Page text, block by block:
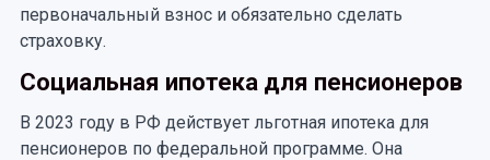
первоначальный взнос и обязательно сделать
страховку.
Социальная ипотека для пенсионеров
В 2023 году в РФ действует льготная ипотека для
пенсионеров по федеральной программе. Она